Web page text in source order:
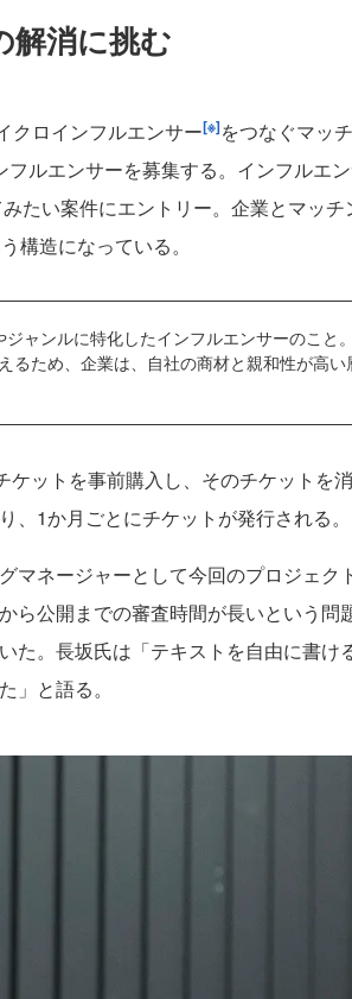
解消に挑む
クロインフルエンサー[※]をつなぐマッ
ルエンサーを募集する。インフルエ
たい案件にエントリー。企業とマッチ
構造になっている。
ャンルに特化したインフルエンサーのこと
るため、企業は、自社の商材と親和性が高い
ットを事前購入し、そのチケットを
1か月ごとにチケットが発行される。
ネージャーとして今回のプロジェク
ら公開までの審査時間が長いという問
た。長坂氏は「テキストを自由に書け
と語る。